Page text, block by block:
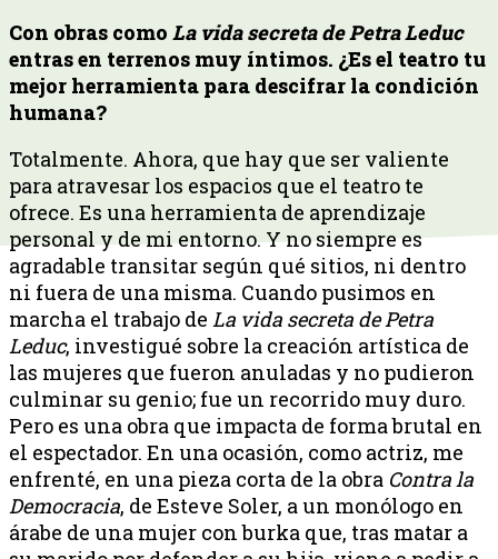
Con obras como La vida secreta de Petra Leduc
entras en terrenos muy íntimos. ¿Es el teatro tu
mejor herramienta para descifrar la condición
humana?
Totalmente. Ahora, que hay que ser valiente
para atravesar los espacios que el teatro te
ofrece. Es una herramienta de aprendizaje
personal y de mi entorno. Y no siempre es
agradable transitar según qué sitios, ni dentro
ni fuera de una misma. Cuando pusimos en
marcha el trabajo de La vida secreta de Petra
Leduc, investigué sobre la creación artística de
las mujeres que fueron anuladas y no pudieron
culminar su genio; fue un recorrido muy duro.
Pero es una obra que impacta de forma brutal en
el espectador. En una ocasión, como actriz, me
enfrenté, en una pieza corta de la obra Contra la
Democracia, de Esteve Soler, a un monólogo en
árabe de una mujer con burka que, tras matar a